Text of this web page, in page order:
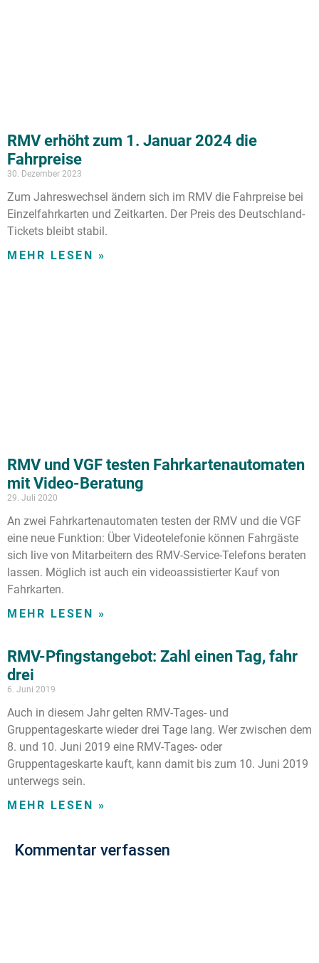
RMV erhöht zum 1. Januar 2024 die
Fahrpreise
30. Dezember 2023
Zum Jahreswechsel ändern sich im RMV die Fahrpreise bei
Einzelfahrkarten und Zeitkarten. Der Preis des Deutschland-
Tickets bleibt stabil.
MEHR LESEN »
RMV und VGF testen Fahrkartenautomaten
mit Video-Beratung
29. Juli 2020
An zwei Fahrkartenautomaten testen der RMV und die VGF
eine neue Funktion: Über Videotelefonie können Fahrgäste
sich live von Mitarbeitern des RMV-Service-Telefons beraten
lassen. Möglich ist auch ein videoassistierter Kauf von
Fahrkarten.
MEHR LESEN »
RMV-Pfingstangebot: Zahl einen Tag, fahr
drei
6. Juni 2019
Auch in diesem Jahr gelten RMV-Tages- und
Gruppentageskarte wieder drei Tage lang. Wer zwischen dem
8. und 10. Juni 2019 eine RMV-Tages- oder
Gruppentageskarte kauft, kann damit bis zum 10. Juni 2019
unterwegs sein.
MEHR LESEN »
Kommentar verfassen